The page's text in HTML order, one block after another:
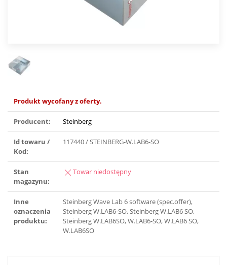
Produkt wycofany z oferty.
Producent: Steinberg
Id towaru /
Kod:
117440 / STEINBERG-W.LAB6-SO
Stan
magazynu:
Towar niedostępny
Inne
oznaczenia
produktu:
Steinberg Wave Lab 6 software (spec.offer),
Steinberg W.LAB6-SO, Steinberg W.LAB6 SO,
Steinberg W.LAB6SO, W.LAB6-SO, W.LAB6 SO,
W.LAB6SO